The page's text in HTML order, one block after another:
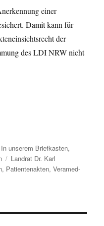
einer
Damit kann für
der
des LDI NRW nicht
Kategorien
In unserem Briefkasten,
Schlagwörter
Landrat Dr. Karl
, Patientenakten,Veramed-